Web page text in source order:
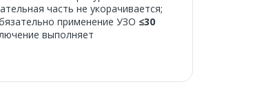
часть не укорачивается;
применение УЗО ≤30
выполняет